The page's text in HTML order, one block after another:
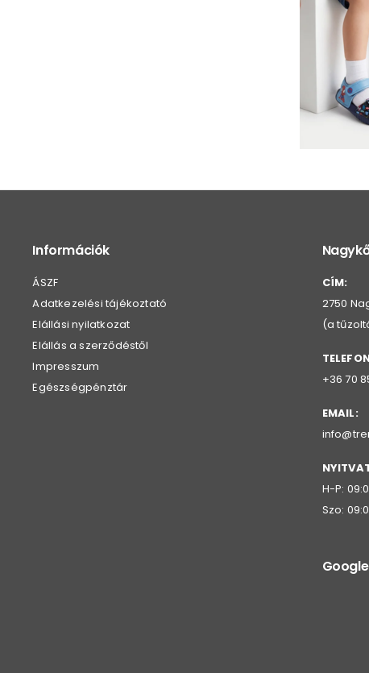
Információk
ÁSZF
Adatkezelési tájékoztató
Elállási nyilatkozat
Elállás a szerződéstől
Impresszum
Egészségpénztár
CÍM:
2750
(a
+36 70
EMAIL:
H-P:
Szo: